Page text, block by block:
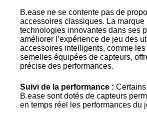
B.ease ne se contente pas de
accessoires classiques. La marque
technologies innovantes dans ses
améliorer l’expérience de jeu des
accessoires intelligents, comme
semelles équipées de capteurs,
précise des performances.
Suivi de la performance :
B.ease sont dotés de capteurs
en temps réel les performances du